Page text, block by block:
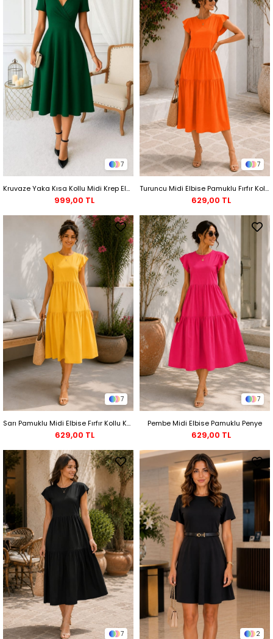
7
Kruvaze Yaka Kısa Kollu Midi Krep Elbise - Yeşil
999,00 TL
7
Turuncu Midi Elbise Pamuklu Fırfır Kollu
629,00 TL
7
Sarı Pamuklu Midi Elbise Fırfır Kollu Katlı Penye
629,00 TL
7
Pembe Midi Elbise Pamuklu Penye
629,00 TL
7 2